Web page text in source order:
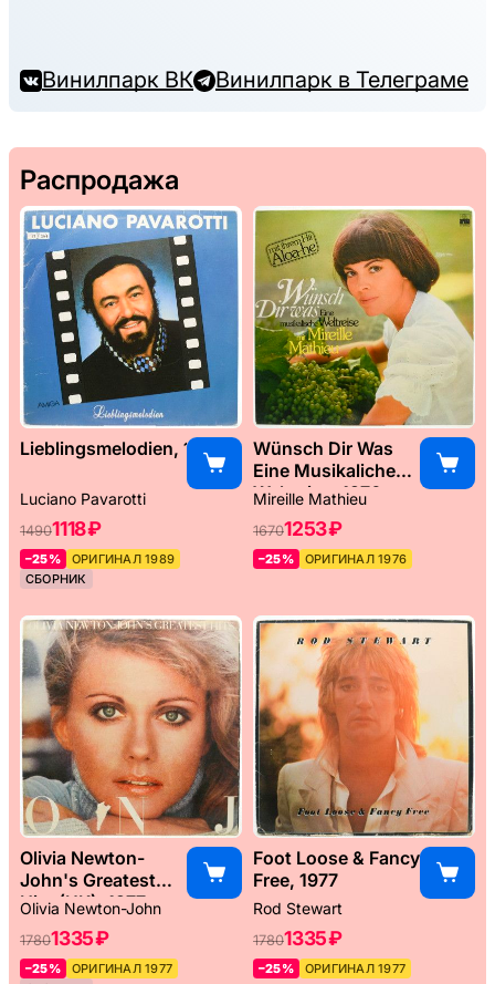
Винилпарк ВК Винилпарк в Телеграме
Распродажа
Lieblingsmelodien, 1989
Luciano Pavarotti
14901118 ₽
–25%
ОРИГИНАЛ 1989
СБОРНИК
Wünsch Dir Was
Eine Musikaliche
Weltreise, 1976
Mireille Mathieu
16701253 ₽
–25% ОРИГИНАЛ 1976
Olivia Newton-
John's Greatest
Hits (UK), 1977
Olivia Newton-John
17801335 ₽
–25%
ОРИГИНАЛ 1977
Foot Loose & Fancy
Free, 1977
Rod Stewart
17801335 ₽
–25% ОРИГИНАЛ 1977